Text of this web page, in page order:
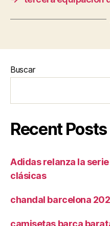
Buscar
Recent Posts
Adidas relanza la
clásicas
chandal barcelona
camisetas barça